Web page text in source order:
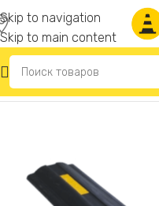
Skip to navigation
Skip to main content
Главная Резиновые